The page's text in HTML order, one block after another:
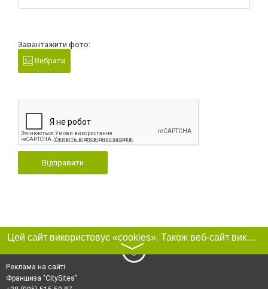
Завантажити фото:
Вибрати
Відправити
Цей сайт використовує «cookies». Також веб-сайт використовує інтернет-сервіс для збору технічних даних стосовно відвідувачів з метою отримання маркетингової та статистичної інформації. Умови обробки даних відвідувачів сайту див.
〉
Реклама на сайті
Франшиза "CitySites"